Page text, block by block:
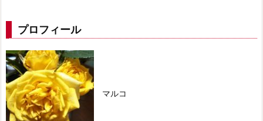
プロフィール
マルコ